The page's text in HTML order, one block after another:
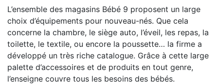
L’ensemble des magasins Bébé 9 proposent un large
choix d’équipements pour nouveau-nés. Que cela
concerne la chambre, le siège auto, l’éveil, les repas, la
toilette, le textile, ou encore la poussette… la firme a
développé un très riche catalogue. Grâce à cette large
palette d’accessoires et de produits en tout genre,
l’enseigne couvre tous les besoins des bébés.